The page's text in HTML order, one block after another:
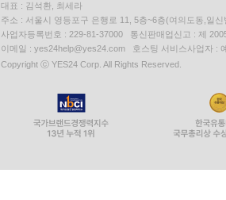
대표 : 김석환, 최세라
주소 : 서울시 영등포구 은행로 11, 5층~6층(여의도동,일신
사업자등록번호 : 229-81-37000 통신판매업신고 : 제
이메일 : yes24help@yes24.com 호스팅 서비스사업자 :
Copyright ⓒ YES24 Corp. All Rights Reserved.